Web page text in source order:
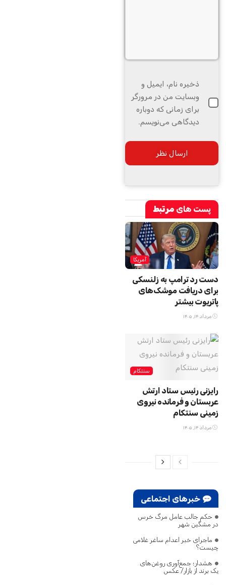
ذخیره نام، ایمیل و
وبسایت من در مرورگر
برای زمانی که دوباره
دیدگاهی می‌نویسم.
پست های مرتبط
آمریکا
دست رد ترامپ به زلنسکی
برای دریافت موشک‌های
پاتریوت بیشتر
مرداد ۱۴, ۱۴۰۵
سنتکام
رایزنی رئیس ستاد ارتش
عربستان و فرمانده نیروی
زمینی سنتکام
مرداد ۱۴, ۱۴۰۵
خبرهای اجتماعی
حکم جالب عامل مرگ خرس
در مشگین‌ شهر
ماجرای خبر اعدام ساغر غلامی
چیست؟
هشدار؛ جمع‌آوری روغن‌های
یک برند از بازار/ عکس